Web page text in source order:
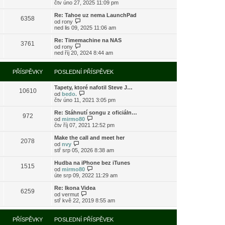
ě
e
ř
s
ě
e
o
l
d
í
ř
í
s
p
ě
v
e
k
o
r
z
i
p
o
s
l
e
d
í
ř
í
p
ě
v
k
čtv úno 27, 2025 11:09 pm
6358
Re: Tahoe uz nema LaunchPad
od rony
o
r
z
i
t
p
o
s
l
e
d
í
p
ř
í
p
ě
v
k
ned lis 09, 2025 11:06 am
3761
Re: Timemachine na NAS
od rony
o
r
a
z
i
t
p
o
l
e
d
í
ř
í
s
p
ě
v
k
ned říj 20, 2024 8:44 am
PŘÍSPĚVKY POSLEDNÍ PŘÍSPĚVEK
10610
Tapety, ktoré nafotil Steve J…
od bedo.
o
r
a
z
i
t
p
o
s
e
d
n
p
ř
í
s
ě
čtv úno 11, 2021 3:05 pm
972
Re: Stáhnutí songu z oficiáln…
od mirmo80
o
r
z
p
o
s
e
n
í
ř
čtv říj 07, 2021 12:52 pm
2078
Make the call and meet her
od nvy
o
r
a
z
t
p
o
s
l
e
d
stř srp 05, 2026 8:38 am
1515
Hudba na iPhone bez iTunes
od mirmo80
o
r
z
t
p
o
úte srp 09, 2022 11:29 am
6259
Re: Ikona Videa
od vermut
o
r
a
z
stř kvě 22, 2019 8:55 am
PŘÍSPĚVKY POSLEDNÍ PŘÍSPĚVEK